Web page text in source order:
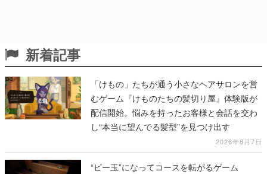
新着記事
「けもの」たちが通う小さなヘアサロンを営
むゲーム『けものたちの髪切り屋』体験版が
配信開始。悩みを持ったお客様と会話を交わ
し“本当に望んでる髪型”を見つけ出す
2026年8月7日
“ビー玉”になってコースを転がるゲーム